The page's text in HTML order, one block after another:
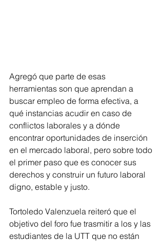
Agregó que parte de esas
herramientas son que aprendan a
buscar empleo de forma efectiva, a
qué instancias acudir en caso de
conflictos laborales y a dónde
encontrar oportunidades de inserción
en el mercado laboral, pero sobre todo
el primer paso que es conocer sus
derechos y construir un futuro laboral
digno, estable y justo.
Tortoledo Valenzuela reiteró que el
objetivo del foro fue trasmitir a los y las
estudiantes de la UTT que no están